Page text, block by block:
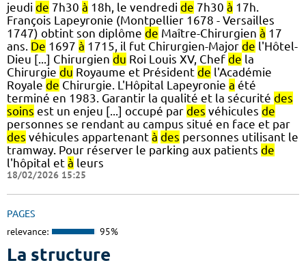
jeudi de 7h30 à 18h, le vendredi de 7h30 à 17h.
François Lapeyronie (Montpellier 1678 - Versailles
1747) obtint son diplôme de Maître-Chirurgien à 17
ans. De 1697 à 1715, il fut Chirurgien-Major de l'Hôtel-
Dieu [...] Chirurgien du Roi Louis XV, Chef de la
Chirurgie du Royaume et Président de l'Académie
Royale de Chirurgie. L'Hôpital Lapeyronie a été
terminé en 1983. Garantir la qualité et la sécurité des
soins est un enjeu [...] occupé par des véhicules de
personnes se rendant au campus situé en face et par
des véhicules appartenant à des personnes utilisant le
tramway. Pour réserver le parking aux patients de
l'hôpital et à leurs
18/02/2026 15:25
PAGES
relevance: 95%
La structure